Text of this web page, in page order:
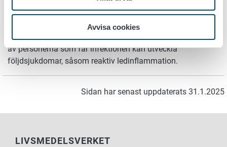
Avvisa cookies
Campylobacter-, yersinia- och salmonellainfektioner kan
orsaka symtom som feber, magsmärtor och diarré.En del
av personerna som får infektionen kan utveckla
följdsjukdomar, såsom reaktiv ledinflammation.
Sidan har senast uppdaterats 31.1.2025
LIVSMEDELSVERKET